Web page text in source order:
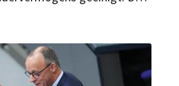
und SPD auf dem richtigen